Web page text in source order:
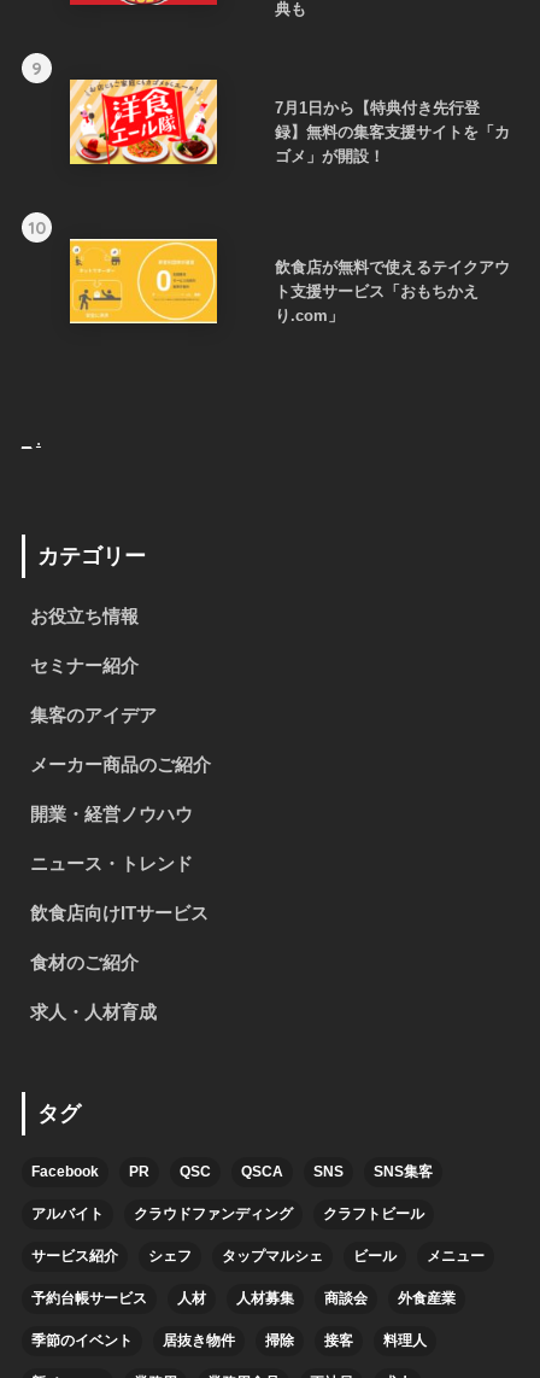
典も
9
7月1日から【特典付き先行登
録】無料の集客支援サイトを「カ
ゴメ」が開設！
10
飲食店が無料で使えるテイクアウ
ト支援サービス「おもちかえ
り.com」
.
カテゴリー
お役立ち情報
セミナー紹介
集客のアイデア
メーカー商品のご紹介
開業・経営ノウハウ
ニュース・トレンド
飲食店向けITサービス
食材のご紹介
求人・人材育成
タグ
Facebook PR QSC QSCA SNS SNS集客
アルバイト クラウドファンディング クラフトビール
サービス紹介 シェフ タップマルシェ ビール メニュー
予約台帳サービス 人材 人材募集 商談会 外食産業
季節のイベント 居抜き物件 掃除 接客 料理人